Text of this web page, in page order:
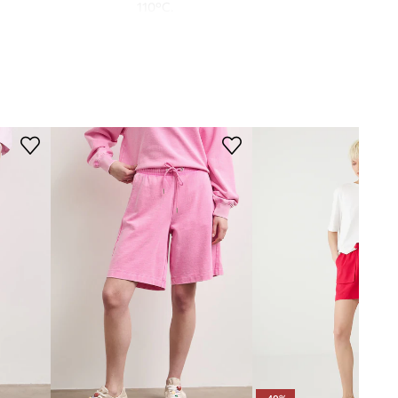
Tip struka: regularni struk
Kroj: regular fit
DIMENZIJE
Unutarnja duljina nogavice
Širina nogavica na dnu
Dane mjere za veličinu
Širina u struku
Visina struka
Širina u bokovima
Model na fotografiji je visok 173